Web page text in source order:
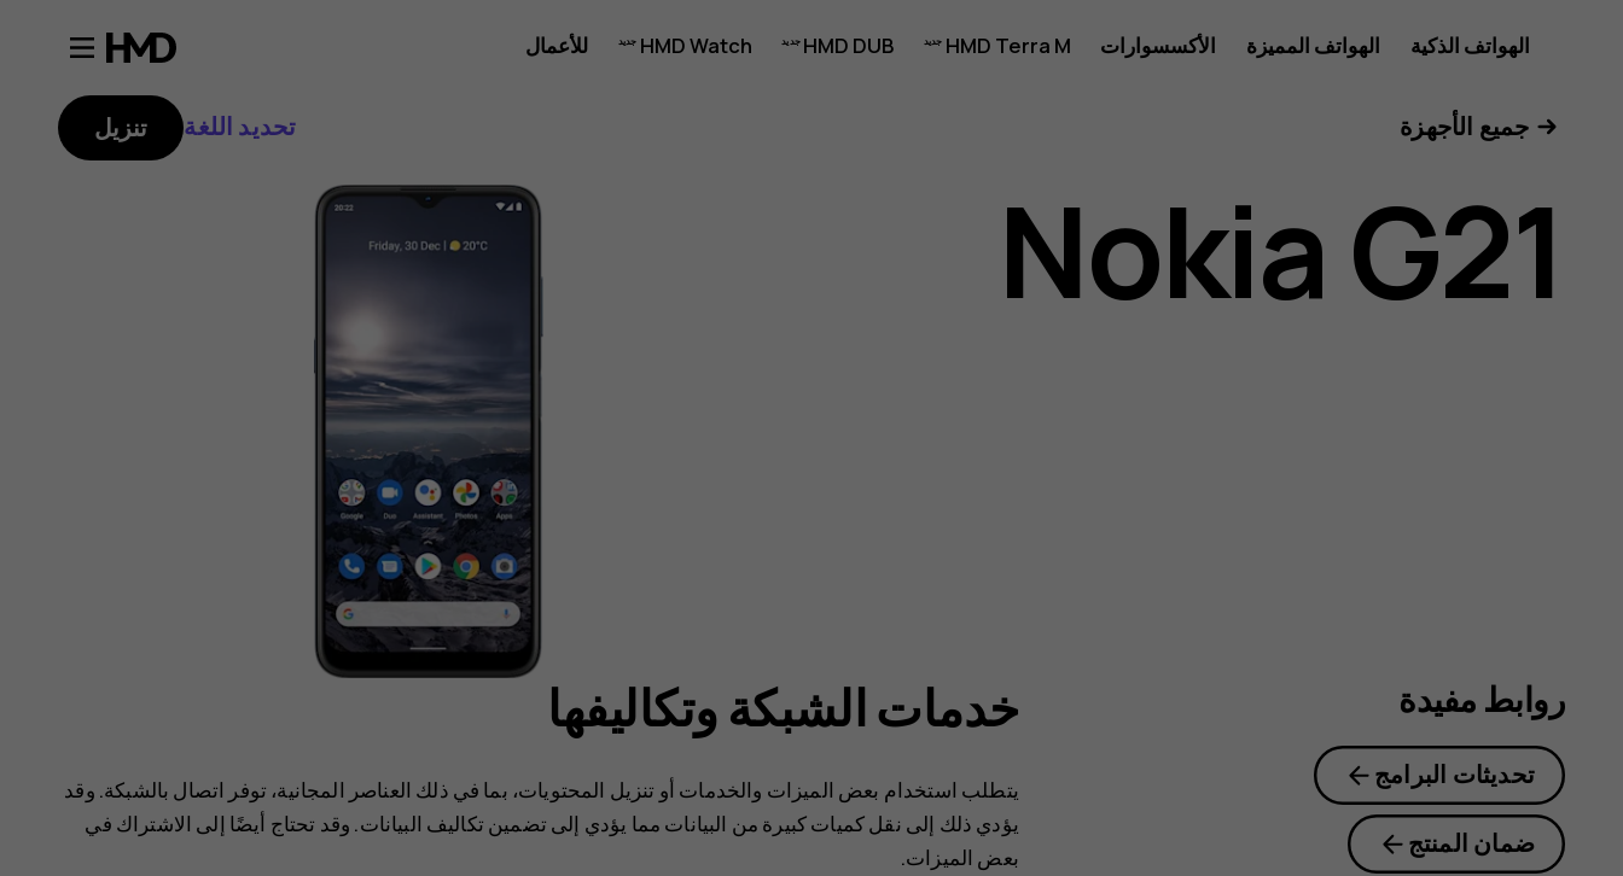
دليل
مستخدم
Nokia
الهواتف الذكية الهواتف المميزة الأكسسوارات HMD Terra M
HMD DUB
HMD Watch
للأعمال
جميع الأجهزة تحديد اللغة تنزيل
Nokia G21
خدمات الشبكة وتكاليفها
يتطلب استخدام بعض الميزات والخدمات أو تنزيل المحتويات، بما في ذلك العناصر المجانية، توفر اتصال بالشبكة. وقد
يؤدي ذلك إلى نقل كميات كبيرة من البيانات مما يؤدي إلى تضمين تكاليف البيانات. وقد تحتاج أيضًا إلى الاشتراك في
بعض الميزات.
روابط مفيدة
تحديثات البرامج
ضمان المنتج